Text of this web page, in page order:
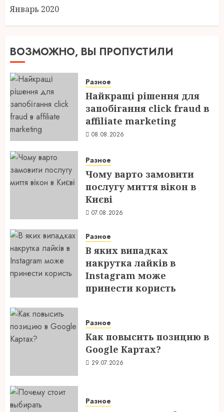
Январь 2020
ВОЗМОЖНО, ВЫ ПРОПУСТИЛИ
Разное
Найкращі рішення для
запобігання click fraud в
affiliate marketing
08.08.2026
Разное
Чому варто замовити
послугу миття вікон в
Києві
07.08.2026
Разное
В яких випадках
накрутка лайків в
Instagram може
принести користь
Разное
Как повысить позицию в
Google Картах?
29.07.2026
Разное